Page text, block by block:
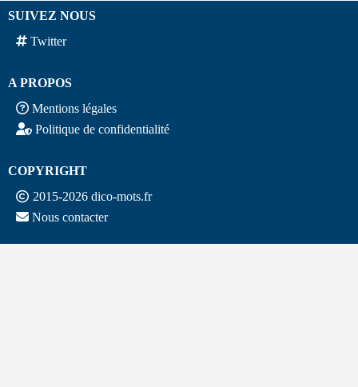
SUIVEZ NOUS
Twitter
A PROPOS
Mentions légales
Politique de confidentialité
COPYRIGHT
2015-2026 dico-mots.fr
Nous contacter